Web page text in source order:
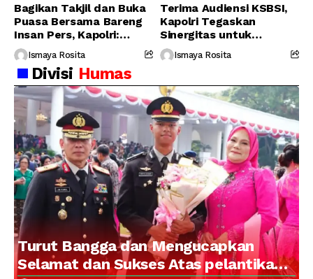
Bagikan Takjil dan Buka
Puasa Bersama Bareng
Insan Pers, Kapolri:
Suara Media Suara
Publik
Ismaya Rosita
Terima Audiensi KSBSI,
Kapolri Tegaskan
Sinergitas untuk
Perjuangkan Hak Buruh
Ismaya Rosita
Divisi Humas
Turut Bangga dan Mengucapkan
Selamat dan Sukses Atas pelantikan